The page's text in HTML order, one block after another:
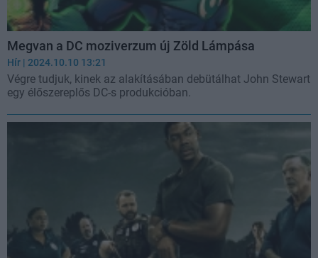
Megvan a DC moziverzum új Zöld Lámpása
Hír | 2024.10.10 13:21
Végre tudjuk, kinek az alakításában debütálhat John Stewart
egy élőszereplős DC-s produkcióban.